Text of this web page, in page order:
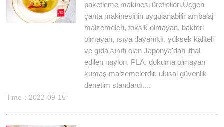
paketleme makinesi üreticileri,Üçgen
çanta makinesinin uygulanabilir ambalaj
malzemeleri, toksik olmayan, bakteri
olmayan, ısıya dayanıklı, yüksek kaliteli
ve gıda sınıfı olan Japonya'dan ithal
edilen naylon, PLA, dokuma olmayan
kumaş malzemelerdir. ulusal güvenlik
denetim standardı....
Time：2022-09-15